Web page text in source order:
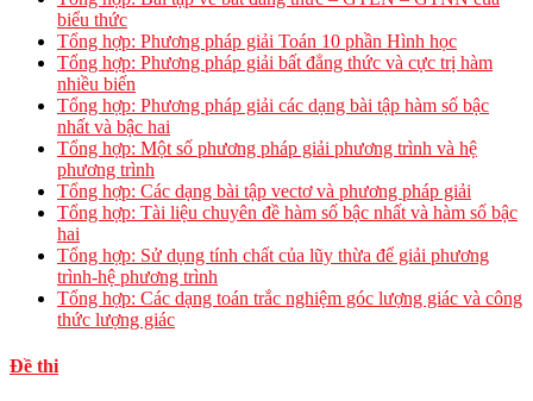
biểu thức
Tổng hợp: Phương pháp giải Toán 10 phần Hình học
Tổng hợp: Phương pháp giải bất đẳng thức và cực trị hàm
nhiều biến
Tổng hợp: Phương pháp giải các dạng bài tập hàm số bậc
nhất và bậc hai
Tổng hợp: Một số phương pháp giải phương trình và hệ
phương trình
Tổng hợp: Các dạng bài tập vectơ và phương pháp giải
Tổng hợp: Tài liệu chuyên đề hàm số bậc nhất và hàm số bậc
hai
Tổng hợp: Sử dụng tính chất của lũy thừa để giải phương
trình-hệ phương trình
Tổng hợp: Các dạng toán trắc nghiệm góc lượng giác và công
thức lượng giác
Đề thi